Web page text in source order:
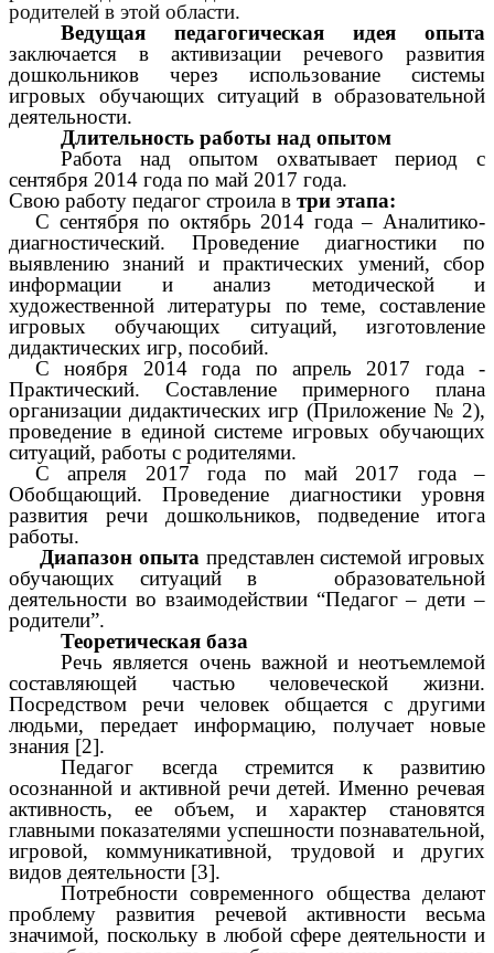
родителей в этой области.
Ведущая педагогическая идея опыта
заключается в активизации речевого развития
дошкольников через использование системы
игровых обучающих ситуаций в образовательной
деятельности.
Длительность работы над опытом
Работа над опытом охватывает период с
сентября 2014 года по май 2017 года.
Свою работу педагог строила в три этапа:
С сентября по октябрь 2014 года – Аналитико-
диагностический. Проведение диагностики по
выявлению знаний и практических умений, сбор
информации и анализ методической и
художественной литературы по теме, составление
игровых обучающих ситуаций, изготовление
дидактических игр, пособий.
С ноября 2014 года по апрель 2017 года -
Практический. Составление примерного плана
организации дидактических игр (Приложение № 2),
проведение в единой системе игровых обучающих
ситуаций, работы с родителями.
С апреля 2017 года по май 2017 года –
Обобщающий. Проведение диагностики уровня
развития речи дошкольников, подведение итога
работы.
Диапазон опыта представлен системой игровых
обучающих ситуаций в образовательной
деятельности во взаимодействии “Педагог – дети –
родители”.
Теоретическая база
Речь является очень важной и неотъемлемой
составляющей частью человеческой жизни.
Посредством речи человек общается с другими
людьми, передает информацию, получает новые
знания [2].
Педагог всегда стремится к развитию
осознанной и активной речи детей. Именно речевая
активность, ее объем, и характер становятся
главными показателями успешности познавательной,
игровой, коммуникативной, трудовой и других
видов деятельности [3].
Потребности современного общества делают
проблему развития речевой активности весьма
значимой, поскольку в любой сфере деятельности и